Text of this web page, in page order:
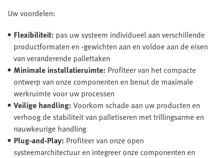
Uw voordelen:
Flexibiliteit: pas uw systeem individueel aan verschillende
productformaten en -gewichten aan en voldoe aan de eisen
van veranderende pallettaken
Minimale installatieruimte: Profiteer van het compacte
ontwerp van onze componenten en benut de maximale
werkruimte voor uw processen
Veilige handling: Voorkom schade aan uw producten en
verhoog de stabiliteit van palletiseren met trillingsarme en
nauwkeurige handling
Plug-and-Play: Profiteer van onze open
systeemarchitectuur en integreer onze componenten en